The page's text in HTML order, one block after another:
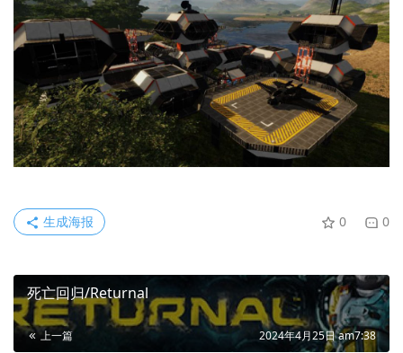
0 0
生成海报
死亡回归/Returnal
上一篇 2024年4月25日 am7:38